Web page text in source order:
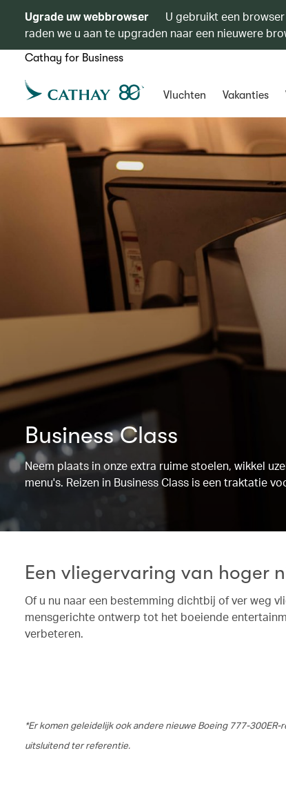
Ugrade uw webbrowser
U gebruikt een
raden we u aan te upgraden naar een nieuwere
Cathay for Business
Vluchten Vakanties
Business Class
Neem plaats in onze extra ruime stoelen, wikkel
menu's. Reizen in Business Class is een traktatie
Een vliegervaring van hoger
Of u nu naar een bestemming dichtbij of ver weg
mensgerichte ontwerp tot het boeiende
verbeteren.
*Er komen geleidelijk ook andere nieuwe Boeing 777-
uitsluitend ter referentie.